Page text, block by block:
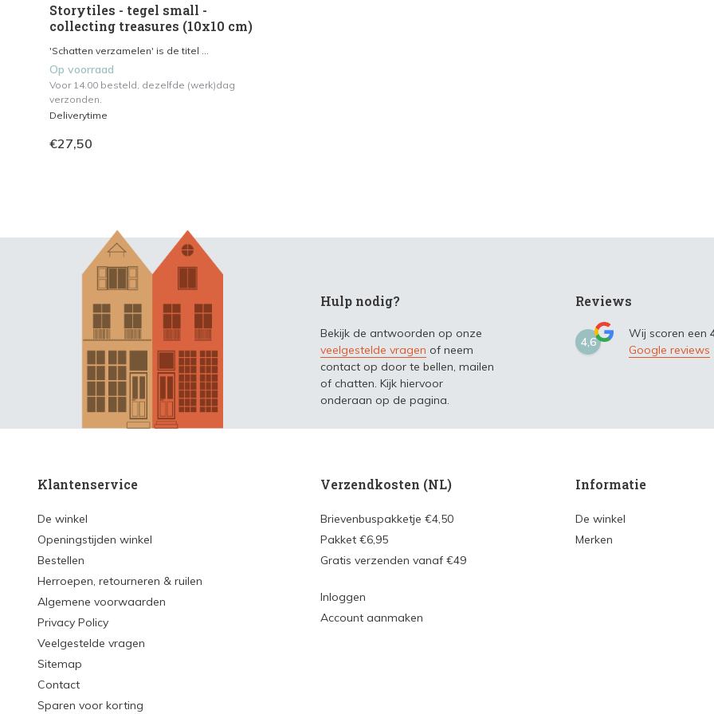
Storytiles - tegel small -
collecting treasures (10x10 cm)
'Schatten verzamelen' is de titel ...
Op voorraad
Voor 14.00 besteld, dezelfde (werk)dag
verzonden.
Deliverytime
€27,50
Hulp nodig?
Bekijk de antwoorden op onze
veelgestelde vragen of neem
contact op door te bellen, mailen
of chatten. Kijk hiervoor
onderaan op de pagina.
Reviews
4,6
Wij scoren een
Google reviews
Klantenservice
De winkel
Openingstijden winkel
Bestellen
Herroepen, retourneren & ruilen
Algemene voorwaarden
Privacy Policy
Veelgestelde vragen
Sitemap
Contact
Sparen voor korting
Verzendkosten (NL)
Brievenbuspakketje €4,50
Pakket €6,95
Gratis verzenden vanaf €49
Inloggen
Account aanmaken
Informatie
De winkel
Merken